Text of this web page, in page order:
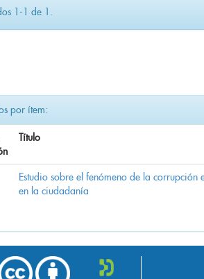
1-1 de 1.
por ítem:
Título
Estudio sobre el fenómeno de la corrupción
en la ciudadanía